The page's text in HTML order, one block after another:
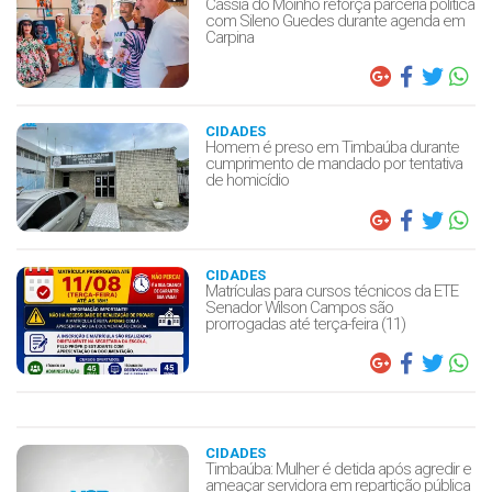
Cássia do Moinho reforça parceria política
com Sileno Guedes durante agenda em
Carpina
CIDADES
Homem é preso em Timbaúba durante
cumprimento de mandado por tentativa
de homicídio
CIDADES
Matrículas para cursos técnicos da ETE
Senador Wilson Campos são
prorrogadas até terça-feira (11)
CIDADES
Timbaúba: Mulher é detida após agredir e
ameaçar servidora em repartição pública